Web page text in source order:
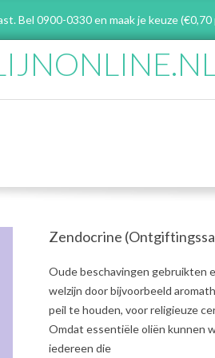
Bel 0900-0330 en maak je keuze (€0,70
Zendocrine
2021-
08-
Oude beschavingen gebruikten
welzijn door bijvoorbeeld
peil te houden, voor religieuze
Omdat essentiële oliën kunnen
iedereen die